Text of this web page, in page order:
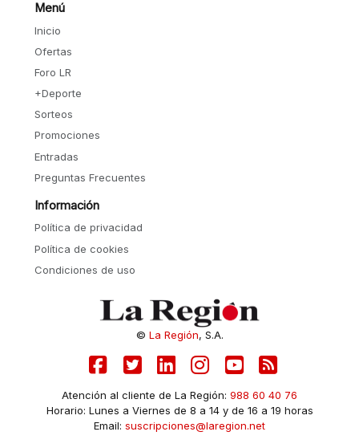
Menú
Inicio
Ofertas
Foro LR
+Deporte
Sorteos
Promociones
Entradas
Preguntas Frecuentes
Información
Política de privacidad
Política de cookies
Condiciones de uso
© La Región, S.A.
Atención al cliente de La Región: 988 60 40 76
Horario: Lunes a Viernes de 8 a 14 y de 16 a 19 horas
Email: suscripciones@laregion.net